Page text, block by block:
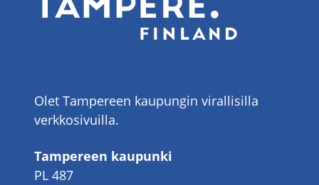
Olet Tampereen kaupungin virallisilla
verkkosivuilla.
Tampereen kaupunki
PL 487